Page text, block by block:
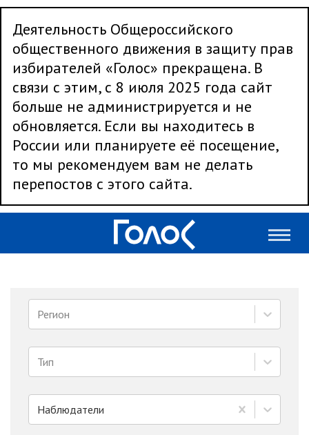
Деятельность Общероссийского
общественного движения в защиту прав
избирателей «Голос» прекращена. В
связи с этим, с 8 июля 2025 года сайт
больше не администрируется и не
обновляется. Если вы находитесь в
России или планируете её посещение,
то мы рекомендуем вам не делать
перепостов с этого сайта.
Регион
Тип
Наблюдатели